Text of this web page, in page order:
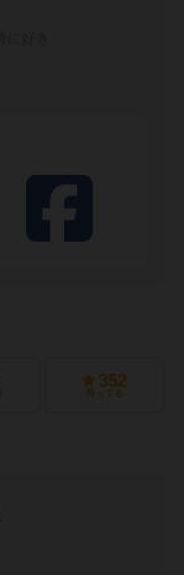
352
持ってる